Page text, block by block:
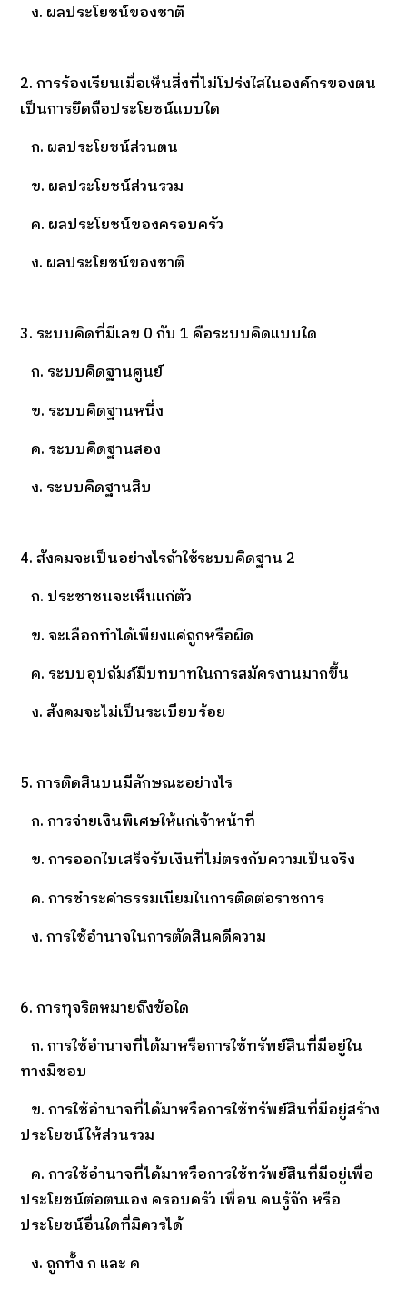
ง. ผลประโยชน์ของชาติ
2. การร้องเรียนเมื่อเห็นสิ่งที่ไม่โปร่งใสในองค์กรของตน
เป็นการยึดถือประโยชน์แบบใด
ก. ผลประโยชน์ส่วนตน
ข. ผลประโยชน์ส่วนรวม
ค. ผลประโยชน์ของครอบครัว
ง. ผลประโยชน์ของชาติ
3. ระบบคิดที่มีเลข 0 กับ 1 คือระบบคิดแบบใด
ก. ระบบคิดฐานศูนย์
ข. ระบบคิดฐานหนึ่ง
ค. ระบบคิดฐานสอง
ง. ระบบคิดฐานสิบ
4. สังคมจะเป็นอย่างไรถ้าใช้ระบบคิดฐาน 2
ก. ประชาชนจะเห็นแก่ตัว
ข. จะเลือกทำได้เพียงแค่ถูกหรือผิด
ค. ระบบอุปถัมภ์มีบทบาทในการสมัครงานมากขึ้น
ง. สังคมจะไม่เป็นระเบียบร้อย
5. การติดสินบนมีลักษณะอย่างไร
ก. การจ่ายเงินพิเศษให้แก่เจ้าหน้าที่
ข. การออกใบเสร็จรับเงินที่ไม่ตรงกับความเป็นจริง
ค. การชำระค่าธรรมเนียมในการติดต่อราชการ
ง. การใช้อำนาจในการตัดสินคดีความ
6. การทุจริตหมายถึงข้อใด
ก. การใช้อำนาจที่ได้มาหรือการใช้ทรัพย์สินที่มีอยู่ใน
ทางมิชอบ
ข. การใช้อำนาจที่ได้มาหรือการใช้ทรัพย์สินที่มีอยู่สร้าง
ประโยชน์ให้ส่วนรวม
ค. การใช้อำนาจที่ได้มาหรือการใช้ทรัพย์สินที่มีอยู่เพื่อ
ประโยชน์ต่อตนเอง ครอบครัว เพื่อน คนรู้จัก หรือ
ประโยชน์อื่นใดที่มิควรได้
ง. ถูกทั้ง ก และ ค